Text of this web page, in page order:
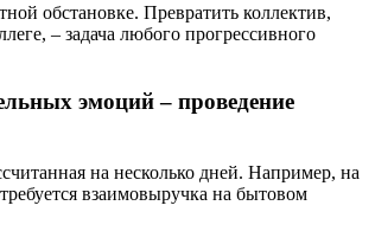
обстановке. Превратить коллектив,
– задача любого прогрессивного
эмоций – проведение
на несколько дней. Например, на
взаимовыручка на бытовом